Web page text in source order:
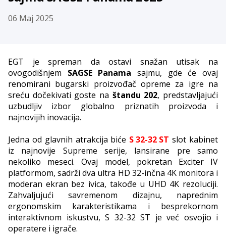
06 Maj 2025
EGT je spreman da ostavi snažan utisak na
ovogodišnjem SAGSE Panama sajmu, gde će ovaj
renomirani bugarski proizvođač opreme za igre na
sreću dočekivati goste na štandu 202, predstavljajući
uzbudljiv izbor globalno priznatih proizvoda i
najnovijih inovacija.
Jedna od glavnih atrakcija biće S 32-32 ST slot kabinet
iz najnovije Supreme serije, lansirane pre samo
nekoliko meseci. Ovaj model, pokretan Exciter IV
platformom, sadrži dva ultra HD 32-inčna 4K monitora i
moderan ekran bez ivica, takođe u UHD 4K rezoluciji.
Zahvaljujući savremenom dizajnu, naprednim
ergonomskim karakteristikama i besprekornom
interaktivnom iskustvu, S 32-32 ST je već osvojio i
operatere i igrače.